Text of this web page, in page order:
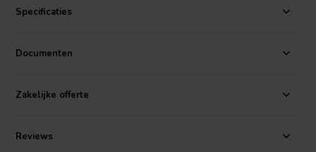
omgevingen
RadianLT6 HF Planaire ribbon transducer
over een 6-inch (156 mm) planair ribbon ontwerp dat geavanceerde
frequentierespons van 1,2 kHz tot 30 kHz, waardoor zelfs de meest
Specificaties
Documenten
Zakelijke offerte
Reviews